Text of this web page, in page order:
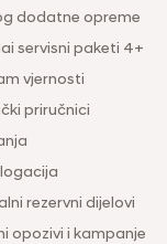
dodatne opreme
servisni paketi 4+
vjernosti
priručnici
rezervni dijelovi
opozivi i kampanje